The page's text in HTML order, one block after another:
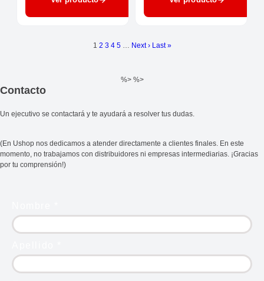
1 2 3 4 5 … Next › Last »
%> %>
Contacto
Un ejecutivo se contactará y te ayudará a resolver tus dudas.
(En Ushop nos dedicamos a atender directamente a clientes finales. En este
momento, no trabajamos con distribuidores ni empresas intermediarias. ¡Gracias
por tu comprensión!)